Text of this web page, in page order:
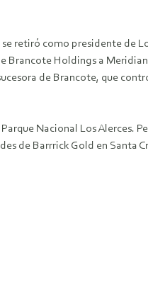
retiró como presidente de
Holdings a
de Brancote, que
Nacional Los Alerces.
de Barrrick Gold en Santa